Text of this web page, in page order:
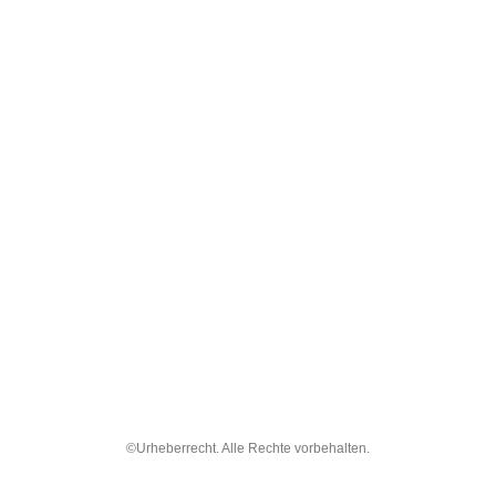
©Urheberrecht. Alle Rechte vorbehalten.